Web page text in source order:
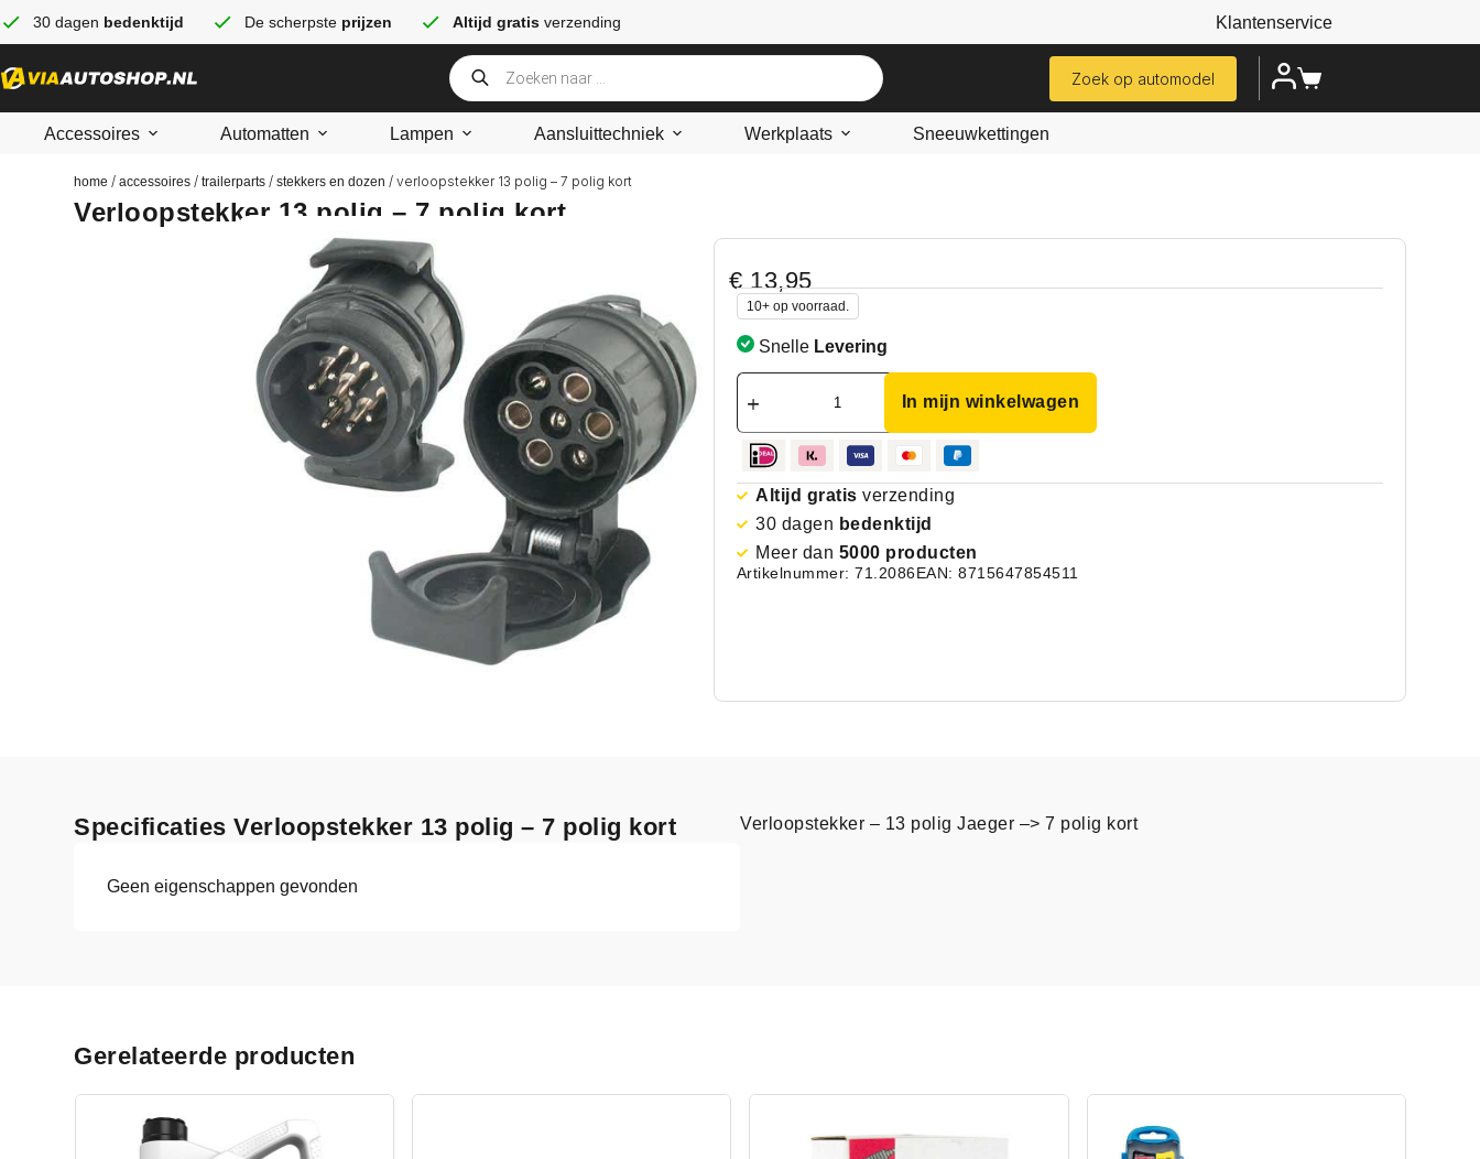
30 dagen bedenktijd De scherpste prijzen Altijd gratis verzending Klantenservice
Zoek op automodel
Accessoires Automatten Lampen Aansluittechniek Werkplaats Sneeuwkettingen
home /accessoires /trailerparts /stekkers en dozen / verloopstekker 13 polig – 7 polig kort
Verloopstekker 13 polig – 7 polig kort
€13,95
10+ op voorraad.
Snelle Levering
In mijn winkelwagen
Altijd gratis verzending
30 dagen bedenktijd
Meer dan 5000 producten
Artikelnummer: 71.2086EAN: 8715647854511
Specificaties Verloopstekker 13 polig – 7 polig kort
Geen eigenschappen gevonden
Verloopstekker – 13 polig Jaeger –> 7 polig kort
Gerelateerde producten